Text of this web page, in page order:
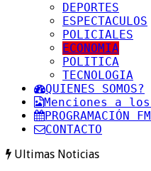
DEPORTES
ESPECTACULOS
POLICIALES
ECONOMIA
POLITICA
TECNOLOGIA
QUIENES SOMOS?
Menciones a
PROGRAMACIÓN
CONTACTO
Ultimas Noticias